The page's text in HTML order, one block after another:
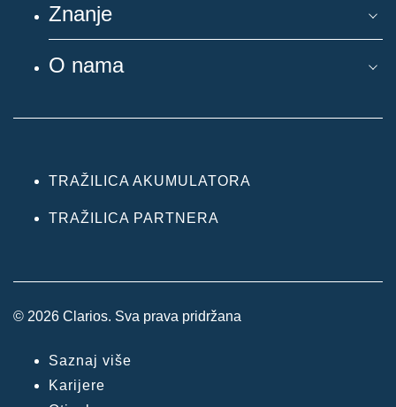
Znanje
O nama
TRAŽILICA AKUMULATORA
TRAŽILICA PARTNERA
© 2026 Clarios. Sva prava pridržana
Saznaj više
Karijere